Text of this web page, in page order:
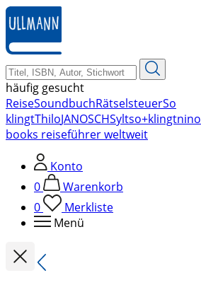
zum
Hauptinhalt
springen
häufig gesucht
ReiseSoundbuchRätselsteuerSo
klingtThiloJANOSCHSyltso+klingtnino
books reiseführer weltweit
Konto
0
Warenkorb
0
Merkliste
Menü